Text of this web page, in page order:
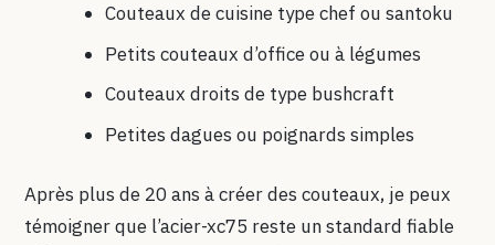
Couteaux de cuisine type chef ou santoku
Petits couteaux d’office ou à légumes
Couteaux droits de type bushcraft
Petites dagues ou poignards simples
Après plus de 20 ans à créer des couteaux, je peux
témoigner que l’acier-xc75 reste un standard fiable